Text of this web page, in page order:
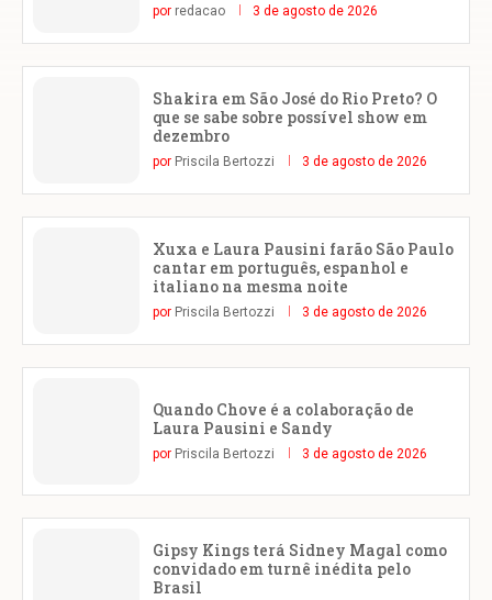
por redacao 3 de agosto de 2026
Shakira em São José do Rio Preto? O
que se sabe sobre possível show em
dezembro
por Priscila Bertozzi 3 de agosto de 2026
Xuxa e Laura Pausini farão São Paulo
cantar em português, espanhol e
italiano na mesma noite
por Priscila Bertozzi 3 de agosto de 2026
Quando Chove é a colaboração de
Laura Pausini e Sandy
por Priscila Bertozzi 3 de agosto de 2026
Gipsy Kings terá Sidney Magal como
convidado em turnê inédita pelo
Brasil